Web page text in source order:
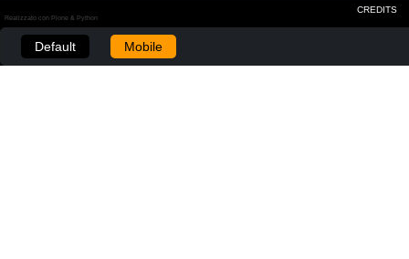
CREDITS
Realizzato con Plone & Python
Default Mobile